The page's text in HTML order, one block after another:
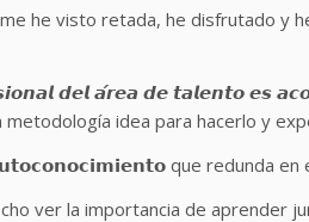
he visto retada, he disfrutado y
𝙙𝙚𝙡 𝙖́𝙧𝙚𝙖 𝙙𝙚 𝙩𝙖𝙡𝙚𝙣𝙩𝙤 𝙚𝙨
idea para hacerlo y
que redunda en
ver la importancia de aprender